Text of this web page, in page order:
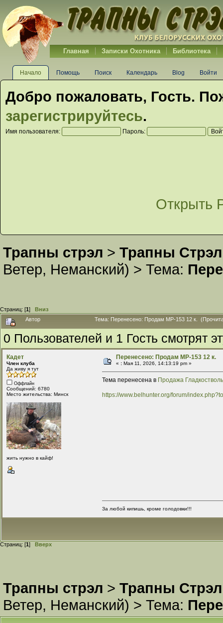
Главная Записки Охотника Библиотека
Начало Помощь Поиск Календарь Blog Войти
Добро пожаловать, Гость.
зарегистрируйтесь.
Имя пользователя: Пароль:
Открыть
Трапны стрэл > Трапны Стрэл
Ветер, Неманский) > Тема:
Страниц: [1] Вниз
Автор
Тема: Перенесено: Продам МР-153 12 к.
0 Пользователей и 1 Гость смотрят
Кадет
Член клуба
Да живу я тут
Оффлайн
Сообщений: 6780
Место жительства: Минск
жить нужно в кайф!
Перенесено: Продам МР-153 12 к.
« : Мая 11, 2026, 14:13:19 pm »
Тема перенесена в Продажа
https://www.belhunter.org/forum/
За любой кипишь, кроме голодовки!!!
Страниц: [1 ] Вверх
Трапны стрэл > Трапны Стрэл
Ветер, Неманский) > Тема: